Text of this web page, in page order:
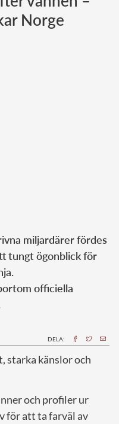
Norge
miljardärer fördes
tungt ögonblick för
officiella
DELA:
starka känslor och
och profiler ur
för att ta farväl av